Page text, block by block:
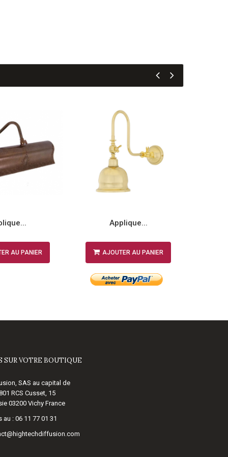
AU PANIER
Applique...
AJOUTER AU PANIER
SUR VOTRE BOUTIQUE
SAS au capital de
RCS Cusset, 15
03200 Vichy France
au : 06 11 77 01 31